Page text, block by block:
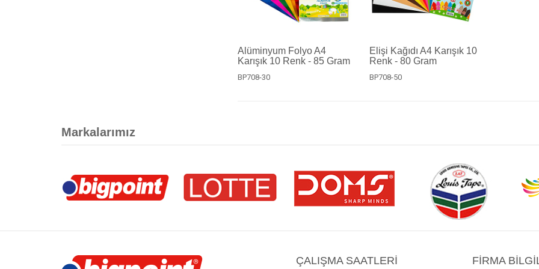
Alüminyum Folyo A4
Karışık 10 Renk - 85 Gram
BP708-30
Elişi Kağıdı A4 Karışık 10
Renk - 80 Gram
BP708-50
Markalarımız
ÇALIŞMA SAATLERI FIRMA